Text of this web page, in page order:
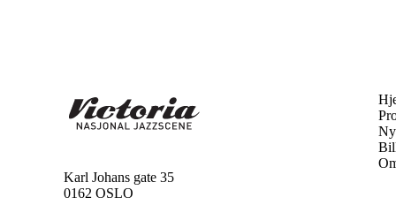
Karl Johans gate 35
0162 OSLO